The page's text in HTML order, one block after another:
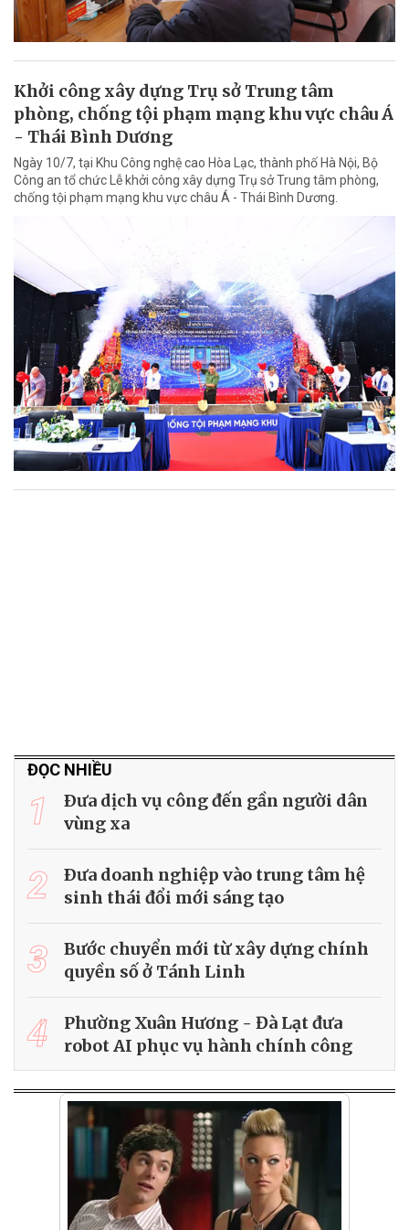
Khởi công xây dựng Trụ sở Trung tâm
phòng, chống tội phạm mạng khu vực châu Á
- Thái Bình Dương
Ngày 10/7, tại Khu Công nghệ cao Hòa Lạc, thành phố Hà Nội, Bộ
Công an tổ chức Lễ khởi công xây dựng Trụ sở Trung tâm phòng,
chống tội phạm mạng khu vực châu Á - Thái Bình Dương.
ĐỌC NHIỀU
1
Ðưa dịch vụ công đến gần người dân
vùng xa
2
Ðưa doanh nghiệp vào trung tâm hệ
sinh thái đổi mới sáng tạo
3
Bước chuyển mới từ xây dựng chính
quyền số ở Tánh Linh
4
Phường Xuân Hương - Đà Lạt đưa
robot AI phục vụ hành chính công